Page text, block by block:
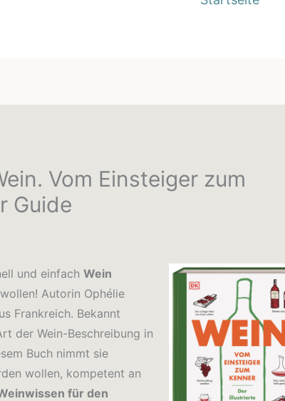
Vom Einsteiger zum
Guide
und einfach Wein
wollen! Autorin Ophélie
Frankreich. Bekannt
der Wein-Beschreibung in
Buch nimmt sie
wollen, kompetent an
für den